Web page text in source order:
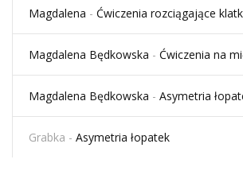
Magdalena - Ćwiczenia rozciągające
Magdalena Będkowska - Ćwiczenia na
Magdalena Będkowska - Asymetria
Grabka - Asymetria łopatek